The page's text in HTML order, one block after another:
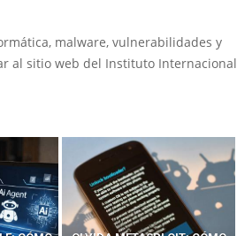
malware, vulnerabilidades y
al sitio web del Instituto Internacional